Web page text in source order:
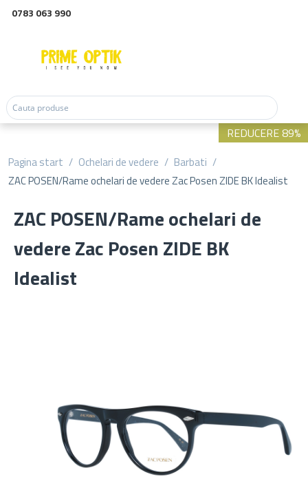
0783 063 990
Pagina start / Ochelari de vedere / Barbati /
ZAC POSEN/Rame ochelari de vedere Zac Posen ZIDE BK Idealist
ZAC POSEN/Rame ochelari de
vedere Zac Posen ZIDE BK
Idealist
REDUCERE 89%